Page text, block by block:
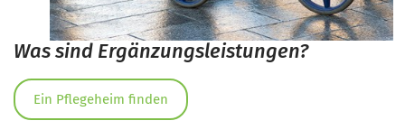
Was sind Ergänzungsleistungen?
Ein Pflegeheim finden